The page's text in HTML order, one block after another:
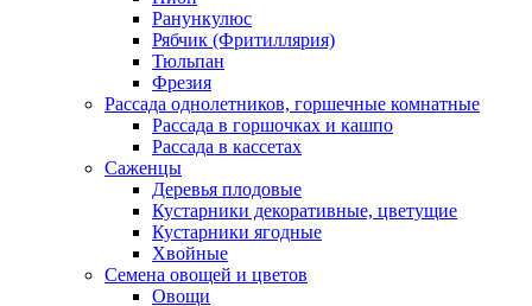
Ранункулюс
Рябчик (Фритиллярия)
Тюльпан
Фрезия
Рассада однолетников, горшечные комнатные
Рассада в горшочках и кашпо
Рассада в кассетах
Саженцы
Деревья плодовые
Кустарники декоративные, цветущие
Кустарники ягодные
Хвойные
Семена овощей и цветов
Овощи